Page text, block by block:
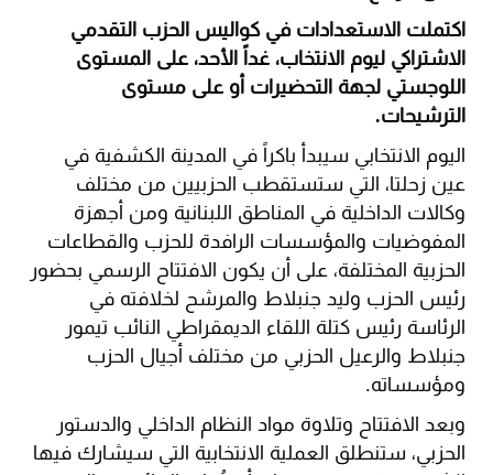
اكتملت الاستعدادات في كواليس الحزب التقدمي
الاشتراكي ليوم الانتخاب، غداً الأحد، على المستوى
اللوجستي لجهة التحضيرات أو على مستوى
الترشيحات.
اليوم الانتخابي سيبدأ باكراً في المدينة الكشفية في
عين زحلتا، التي ستستقطب الحزبيين من مختلف
وكالات الداخلية في المناطق اللبنانية ومن أجهزة
المفوضيات والمؤسسات الرافدة للحزب والقطاعات
الحزبية المختلفة، على أن يكون الافتتاح الرسمي بحضور
رئيس الحزب وليد جنبلاط والمرشح لخلافته في
الرئاسة رئيس كتلة اللقاء الديمقراطي النائب تيمور
جنبلاط والرعيل الحزبي من مختلف أجيال الحزب
ومؤسساته.
وبعد الافتتاح وتلاوة مواد النظام الداخلي والدستور
الحزبي، ستنطلق العملية الانتخابية التي سيشارك فيها